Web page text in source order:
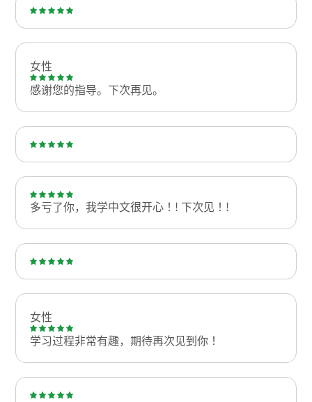
女性
感谢您的指导。下次再见。
多亏了你，我学中文很开心！! 下次见！!
女性
学习过程非常有趣，期待再次见到你！